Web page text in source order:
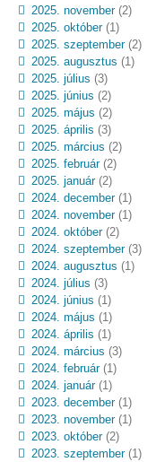
2025. november(2)
2025. október(1)
2025. szeptember(2)
2025. augusztus (1)
2025. július (3)
2025. június (2)
2025. május (2)
2025. április (3)
2025. március (2)
2025. február(2)
2025. január(2)
2024. december(1)
2024. november(1)
2024. október(2)
2024. szeptember(3)
2024. augusztus (1)
2024. július (3)
2024. június (1)
2024. május (1)
2024. április (1)
2024. március (3)
2024. február(1)
2024. január(1)
2023. december(1)
2023. november(1)
2023. október(2)
2023. szeptember(1)